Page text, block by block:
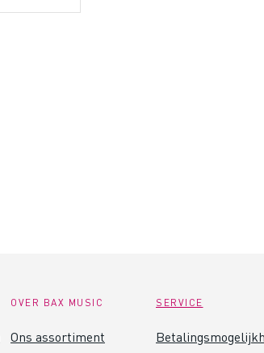
OVER BAX MUSIC
Ons assortiment
SERVICE